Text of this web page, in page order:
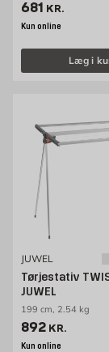
Pris 681 kr. /
681 KR.
Kun online
Læg i
JUWEL
Tørjestativ
JUWEL
199 cm, 2.54 kg
Pris 892 kr. /
892 KR.
Kun online